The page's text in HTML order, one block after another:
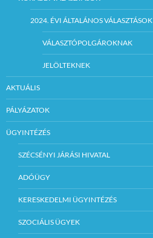
2024. ÉVI ÁLTALÁNOS VÁLASZTÁSOK
VÁLASZTÓPOLGÁROKNAK
JELÖLTEKNEK
AKTUÁLIS
PÁLYÁZATOK
ÜGYINTÉZÉS
SZÉCSÉNYI JÁRÁSI HIVATAL
ADÓÜGY
KERESKEDELMI ÜGYINTÉZÉS
SZOCIÁLIS ÜGYEK